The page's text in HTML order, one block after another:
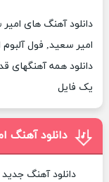
دانلود آهنگ های
امیر سعید, فول
دانلود همه آهنگهای
یک فایل
دانلود آهنگ
دانلود آهنگ